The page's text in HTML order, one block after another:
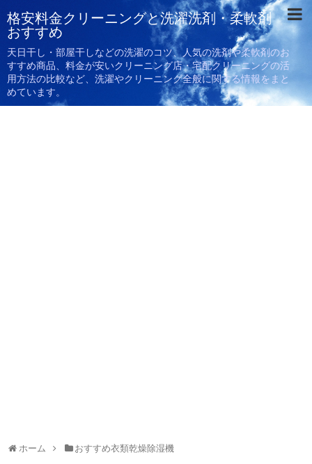
格安料金クリーニングと洗濯洗剤・柔軟剤
おすすめ
天日干し・部屋干しなどの洗濯のコツ、人気の洗剤や柔軟剤のお
すすめ商品、料金が安いクリーニング店・宅配クリーニングの活
用方法の比較など、洗濯やクリーニング全般に関する情報をまと
めています。
ホーム おすすめ衣類乾燥除湿機